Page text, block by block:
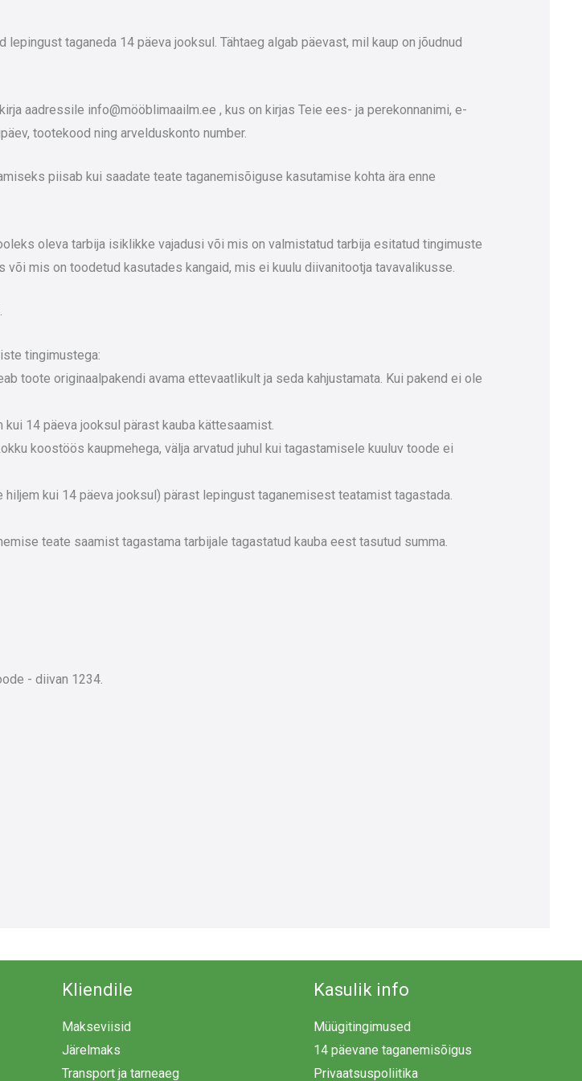
taganeda 14 päeva jooksul. Tähtaeg algab päevast, mil kaup on jõudnud
aadressile info@mööblimaailm.ee , kus on kirjas Teie ees- ja perekonnanimi, e-
tootekood ning arvelduskonto number.
piisab kui saadate teate taganemisõiguse kasutamise kohta ära enne
oleva tarbija isiklikke vajadusi või mis on valmistatud tarbija esitatud tingimuste
mis on toodetud kasutades kangaid, mis ei kuulu diivanitootja tavavalikusse.
tingimustega:
toote originaalpakendi avama ettevaatlikult ja seda kahjustamata. Kui pakend ei ole
14 päeva jooksul pärast kauba kättesaamist.
koostöös kaupmehega, välja arvatud juhul kui tagastamisele kuuluv toode ei
kui 14 päeva jooksul) pärast lepingust taganemisest teatamist tagastada.
teate saamist tagastama tarbijale tagastatud kauba eest tasutud summa.
- diivan 1234.
Kliendile
Makseviisid
Järelmaks
Transport ja tarneaeg
Kasulik info
Müügitingimused
14 päevane taganemisõigus
Privaatsuspoliitika